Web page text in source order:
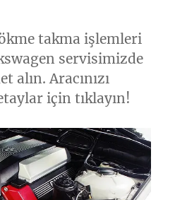
takma işlemleri
servisimizde
alın. Aracınızı
için tıklayın!